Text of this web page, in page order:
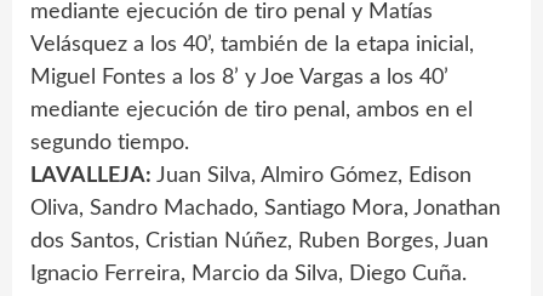
mediante ejecución de tiro penal y Matías
Velásquez a los 40’, también de la etapa inicial,
Miguel Fontes a los 8’ y Joe Vargas a los 40’
mediante ejecución de tiro penal, ambos en el
segundo tiempo.
LAVALLEJA: Juan Silva, Almiro Gómez, Edison
Oliva, Sandro Machado, Santiago Mora, Jonathan
dos Santos, Cristian Núñez, Ruben Borges, Juan
Ignacio Ferreira, Marcio da Silva, Diego Cuña.